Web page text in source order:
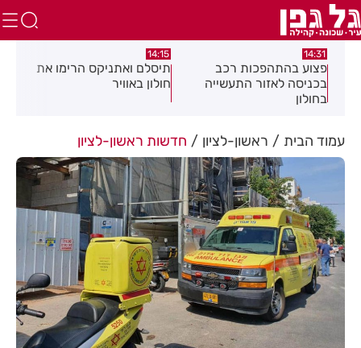
14:31
פצוע בהתהפכות רכב
בכניסה לאזור התעשייה
בחולון
14:15
תיסלם ואתניקס הרימו את
חולון באוויר
עמוד הבית ראשון-לציון חדשות ראשון-לציון